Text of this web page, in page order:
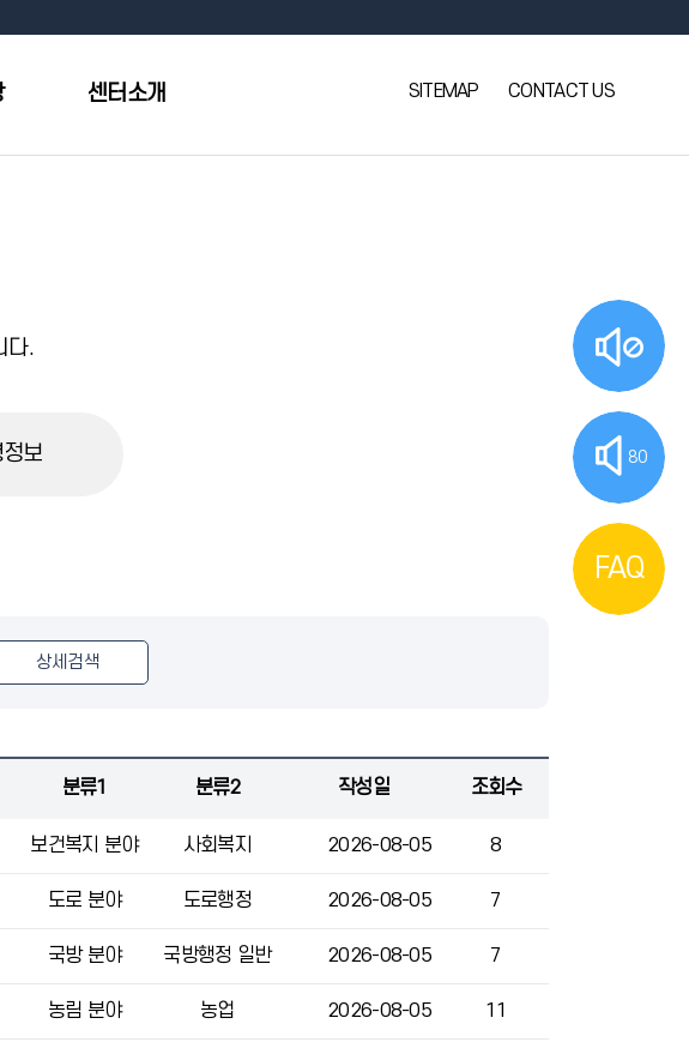
센터소개 SITEMAP CONTACT US
80
FAQ
다.
보
상세검색
분류1 분류2 작성일 조회수
보건복지 분야 사회복지 2026-08-05 8
도로 분야 도로행정 2026-08-05 7
국방 분야 국방행정 일반 2026-08-05 7
농림 분야 농업 2026-08-05 11